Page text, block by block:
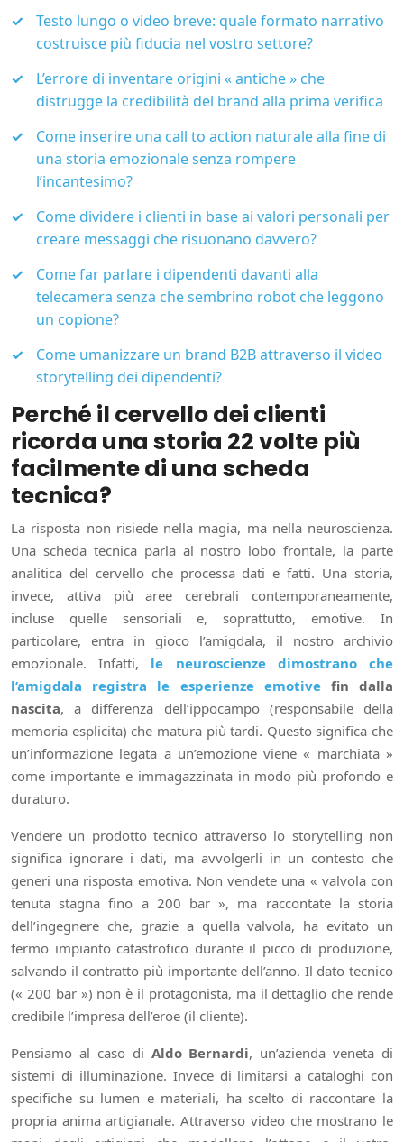
Testo lungo o video breve: quale formato narrativo
costruisce più fiducia nel vostro settore?
L’errore di inventare origini « antiche » che
distrugge la credibilità del brand alla prima verifica
Come inserire una call to action naturale alla fine di
una storia emozionale senza rompere
l’incantesimo?
Come dividere i clienti in base ai valori personali per
creare messaggi che risuonano davvero?
Come far parlare i dipendenti davanti alla
telecamera senza che sembrino robot che leggono
un copione?
Come umanizzare un brand B2B attraverso il video
storytelling dei dipendenti?
Perché il cervello dei clienti
ricorda una storia 22 volte più
facilmente di una scheda
tecnica?
La risposta non risiede nella magia, ma nella neuroscienza.
Una scheda tecnica parla al nostro lobo frontale, la parte
analitica del cervello che processa dati e fatti. Una storia,
invece, attiva più aree cerebrali contemporaneamente,
incluse quelle sensoriali e, soprattutto, emotive. In
particolare, entra in gioco l’amigdala, il nostro archivio
emozionale. Infatti, le neuroscienze dimostrano che
l’amigdala registra le esperienze emotivefin dalla
nascita, a differenza dell’ippocampo (responsabile della
memoria esplicita) che matura più tardi. Questo significa che
un’informazione legata a un’emozione viene « marchiata »
come importante e immagazzinata in modo più profondo e
duraturo.
Vendere un prodotto tecnico attraverso lo storytelling non
significa ignorare i dati, ma avvolgerli in un contesto che
generi una risposta emotiva. Non vendete una « valvola con
tenuta stagna fino a 200 bar », ma raccontate la storia
dell’ingegnere che, grazie a quella valvola, ha evitato un
fermo impianto catastrofico durante il picco di produzione,
salvando il contratto più importante dell’anno. Il dato tecnico
(« 200 bar ») non è il protagonista, ma il dettaglio che rende
credibile l’impresa dell’eroe (il cliente).
Pensiamo al caso di Aldo Bernardi, un’azienda veneta di
sistemi di illuminazione. Invece di limitarsi a cataloghi con
specifiche su lumen e materiali, ha scelto di raccontare la
propria anima artigianale. Attraverso video che mostrano le